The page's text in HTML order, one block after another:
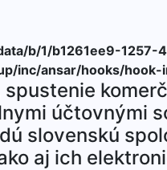
b/1/b1261ee9-
inc/ansar/hooks/hook-
účtovnými
slovenskú
aj ich